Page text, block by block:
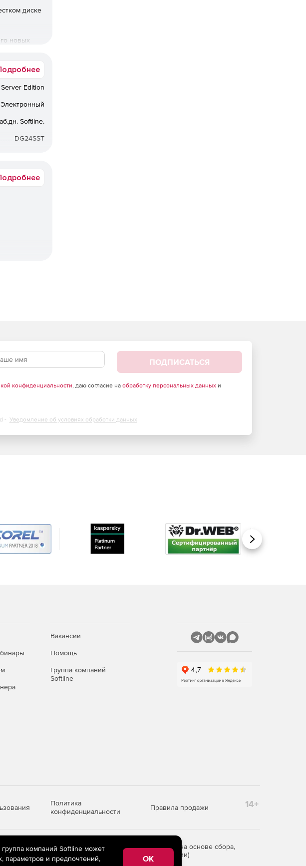
диске
новых
Edition
Электронный
Softline.
DG24SST
ПОДПИСАТЬСЯ
конфиденциальности, даю согласие на обработку персональных данныхи
- Уведомление об условиях обработки данных
Вперед
Вакансии
Помощь
Группа компаний
Softline
Политика
конфиденциальности
Правила продажи 14+
технологии предоставления информации на основе сбора,
находящихся на территории Российской Федерации)
компаний Softline может
параметров и предпочтений,
OK